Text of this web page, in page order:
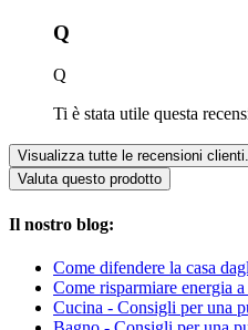
Q
Q
Ti è stata utile questa
Visualizza tutte le recensioni clienti.
Valuta questo prodotto
Il nostro blog:
Come difendere la casa
Come risparmiare energia a
Cucina - Consigli per una